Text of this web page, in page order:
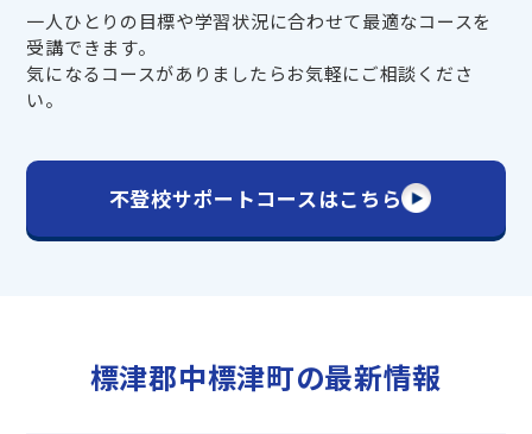
一人ひとりの目標や学習状況に合わせて最適なコースを
受講できます。
気になるコースがありましたらお気軽にご相談くださ
い。
不登校サポートコースはこちら
標津郡中標津町の最新情報